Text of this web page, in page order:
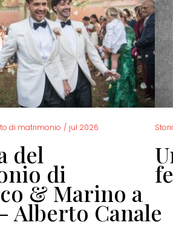
di matrimonio / jul 2026
del
di
& Marino a
Alberto Canale
Storia